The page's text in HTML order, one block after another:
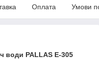
Оплата Умови
води PALLAS E-305